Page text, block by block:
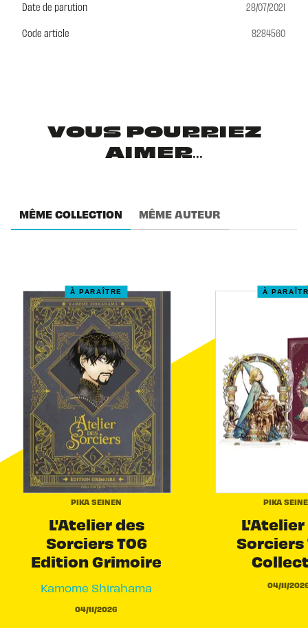
Date de parution
28/07/2021
Code article
8284560
VOUS POURRIEZ
AIMER...
MÊME COLLECTION MÊME AUTEUR
À PARAÎTRE
PIKA SEINEN
L'Atelier des
Sorciers T06
Edition Grimoire
Kamome Shirahama
04/11/2026
À
PIKA
L'Atelier
Sorciers
04/11/